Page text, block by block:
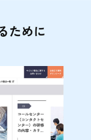
ために